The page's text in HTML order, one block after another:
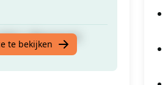
(Bijgewerkt
te bekijken